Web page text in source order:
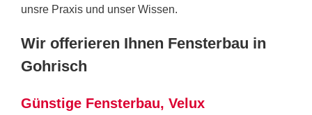
unsre Praxis und unser Wissen.
Wir offerieren Ihnen Fensterbau in
Gohrisch
Günstige Fensterbau, Velux